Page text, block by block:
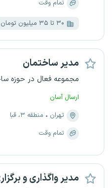
تمام وقت
۳۰ تا ۳۵ میلیون تومان
مدیر ساختمان
مجموعه فعال در حوزه
ارسال آسان
تهران
منطقه ۳، قبا
تمام وقت
مدیر واگذاری و